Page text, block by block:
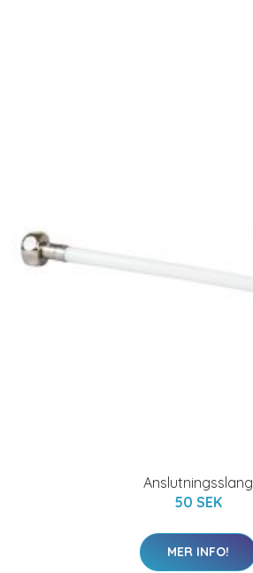
Anslutningsslang
50 SEK
MER INFO!